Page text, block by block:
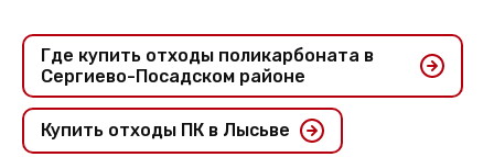
Где купить отходы поликарбоната в
Сергиево-Посадском районе
Купить отходы ПК в Лысьве